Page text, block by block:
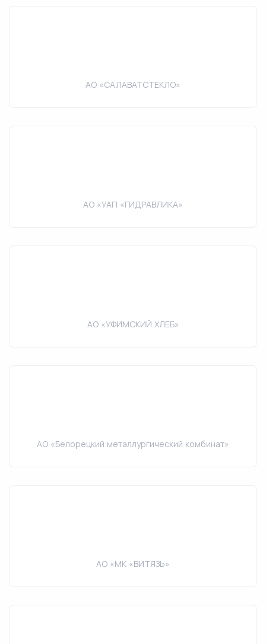
АО «САЛАВАТСТЕКЛО»
АО «УАП «ГИДРАВЛИКА»
АО «УФИМСКИЙ ХЛЕБ»
АО «Белорецкий металлургический комбинат»
АО «МК «ВИТЯЗЬ»